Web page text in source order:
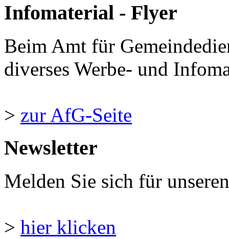
Infomaterial - Flyer
Beim Amt für
diverses Werbe- und
> zur AfG-Seite
Newsletter
Melden Sie sich für
> hier klicken